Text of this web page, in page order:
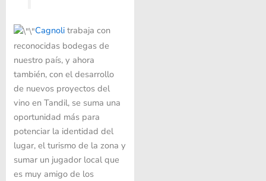
Cagnolitrabaja con
reconocidas bodegas de
nuestro país, y ahora
también, con el desarrollo
de nuevos proyectos del
vino en Tandil, se suma una
oportunidad más para
potenciar la identidad del
lugar, el turismo de la zona y
sumar un jugador local que
es muy amigo de los